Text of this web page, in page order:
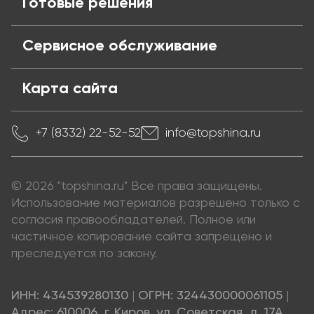
Готовые решения
Сервисное обслуживание
Карта сайта
+7 (8332) 22-52-52 info@topshina.ru
© 2026 "topshina.ru" Все права защищены.
Использование материалов разрешено только с
согласия правообладателей. Полное или
частичное копирование сайта запрещено и
преследуется по закону.
ИНН: 434539280130 ОГРН: 324430000061105